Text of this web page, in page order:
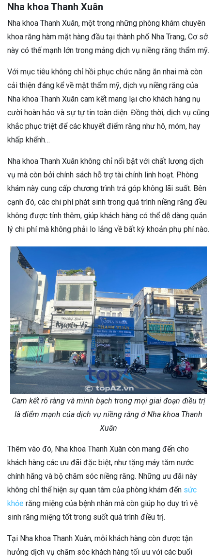
Nha khoa Thanh Xuân
Nha khoa Thanh Xuân, một trong những phòng khám chuyên
khoa răng hàm mặt hàng đầu tại thành phố Nha Trang, Cơ sở
này có thế mạnh lớn trong mảng dịch vụ niềng răng thẩm mỹ.
Với mục tiêu không chỉ hồi phục chức năng ăn nhai mà còn
cải thiện đáng kể về mặt thẩm mỹ, dịch vụ niềng răng của
Nha khoa Thanh Xuân cam kết mang lại cho khách hàng nụ
cười hoàn hảo và sự tự tin toàn diện. Đồng thời, dịch vụ cũng
khắc phục triệt để các khuyết điểm răng như hô, móm, hay
khấp khểnh…
Nha khoa Thanh Xuân không chỉ nổi bật với chất lượng dịch
vụ mà còn bởi chính sách hỗ trợ tài chính linh hoạt. Phòng
khám này cung cấp chương trình trả góp không lãi suất. Bên
cạnh đó, các chi phí phát sinh trong quá trình niềng răng đều
không được tính thêm, giúp khách hàng có thể dễ dàng quản
lý chi phí mà không phải lo lắng về bất kỳ khoản phụ phí nào.
Cam kết rõ ràng và minh bạch trong mọi giai đoạn điều trị
là điểm mạnh của dịch vụ niềng răng ở Nha khoa Thanh
Xuân
Thêm vào đó, Nha khoa Thanh Xuân còn mang đến cho
khách hàng các ưu đãi đặc biệt, như tặng máy tăm nước
chính hãng và bộ chăm sóc niềng răng. Những ưu đãi này
không chỉ thể hiện sự quan tâm của phòng khám đến sức
khỏe răng miệng của bệnh nhân mà còn giúp họ duy trì vệ
sinh răng miệng tốt trong suốt quá trình điều trị.
Tại Nha khoa Thanh Xuân, mỗi khách hàng còn được tận
hưởng dịch vụ chăm sóc khách hàng tối ưu với các buổi